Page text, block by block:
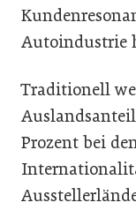
Autoindustrie
Traditionell
Prozent bei